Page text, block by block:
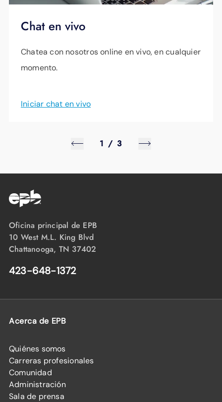
Chat en vivo
Chatea con nosotros online en vivo, en cualquier
momento.
Iniciar chat en vivo
1 / 3
Oficina principal de EPB
10 West M.L. King Blvd
Chattanooga, TN 37402
423-648-1372
Acerca de EPB
Quiénes somos
Carreras profesionales
Comunidad
Administración
Sala de prensa